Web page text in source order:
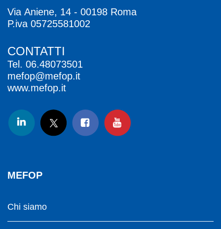
Via Aniene, 14 - 00198 Roma
P.iva 05725581002
CONTATTI
Tel. 06.48073501
mefop@mefop.it
www.mefop.it
MEFOP
Chi siamo